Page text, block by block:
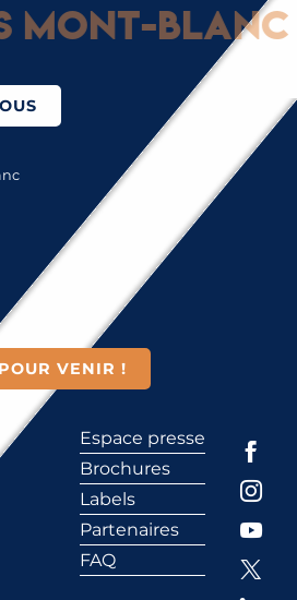
Blanc :
VENIR !
Espace presse
Brochures
Labels
Partenaires
FAQ